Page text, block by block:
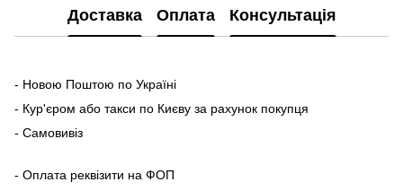
Доставка Оплата Консультація
- Новою Поштою по Україні
- Кур'єром або такси по Києву за рахунок покупця
- Самовивіз
- Оплата реквізити на ФОП